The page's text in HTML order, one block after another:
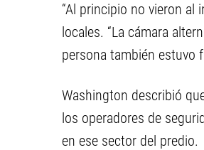
“Al principio no vieron al
locales. “La cámara
persona también estuvo
Washington describió
los operadores de
en ese sector del predio.